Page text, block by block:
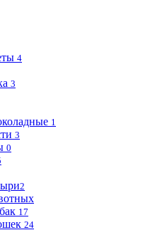
4
3
1
3
0
2
17
24